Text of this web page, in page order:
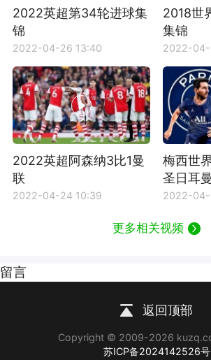
2022英超第34轮进球集
锦
2022-04-26 13:40
2018世
集锦
2022-04-
2022英超阿森纳3比1曼
联
2022-04-24 10:39
梅西世
圣日耳
冠
2022-
更多相关视频
留言
返回顶部
Copyright © 2009-2026
苏ICP备2024142526号